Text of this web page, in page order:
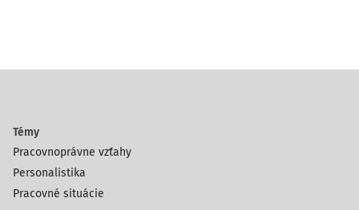
Témy
Pracovnoprávne vzťahy
Personalistika
Pracovné situácie